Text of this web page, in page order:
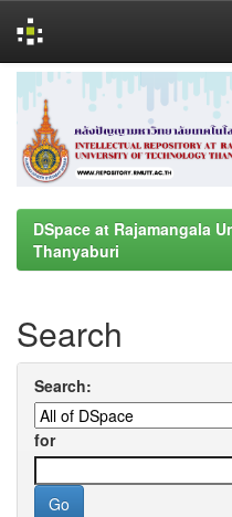
navigation
DSpace at Rajamangala
Thanyaburi
Search
Search:
for